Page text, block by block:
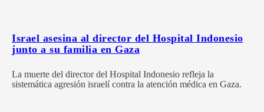
Israel asesina al director del Hospital Indonesio
junto a su familia en Gaza
La muerte del director del Hospital Indonesio refleja la
sistemática agresión israelí contra la atención médica en Gaza.